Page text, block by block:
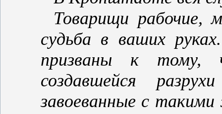
Товарищи рабочие,
судьба в ваших
призваны к тому,
создавшейся
завоеванные с